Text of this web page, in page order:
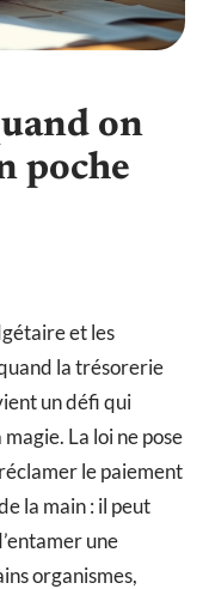
on
poche
et les
la trésorerie
un défi qui
La loi ne pose
le paiement
la main : il peut
une
organismes,